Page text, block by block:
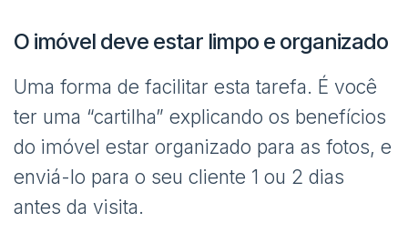
O imóvel deve estar limpo e organizado
Uma forma de facilitar esta tarefa. É você
ter uma “cartilha” explicando os benefícios
do imóvel estar organizado para as fotos, e
enviá-lo para o seu cliente 1 ou 2 dias
antes da visita.